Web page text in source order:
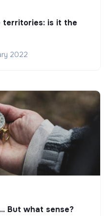
territories: is it the
2022
But what sense?